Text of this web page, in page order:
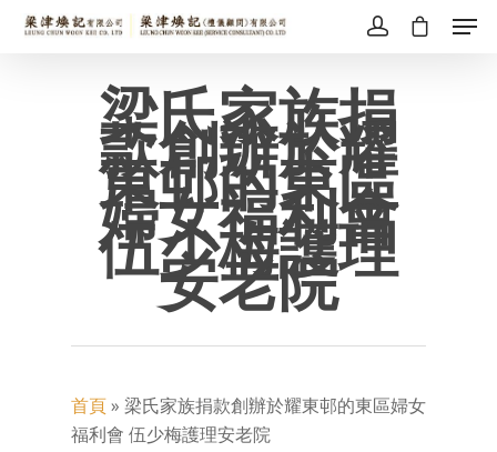
梁氏家族捐
款創辦於耀
東邨的東區
婦女福利會
伍少梅護理
安老院
首頁» 梁氏家族捐款創辦於耀東邨的東區婦女
福利會 伍少梅護理安老院